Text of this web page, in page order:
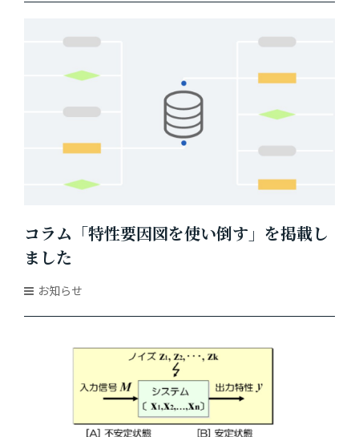
コラム「特性要因図を使い倒す」を掲載し
ました
お知らせ